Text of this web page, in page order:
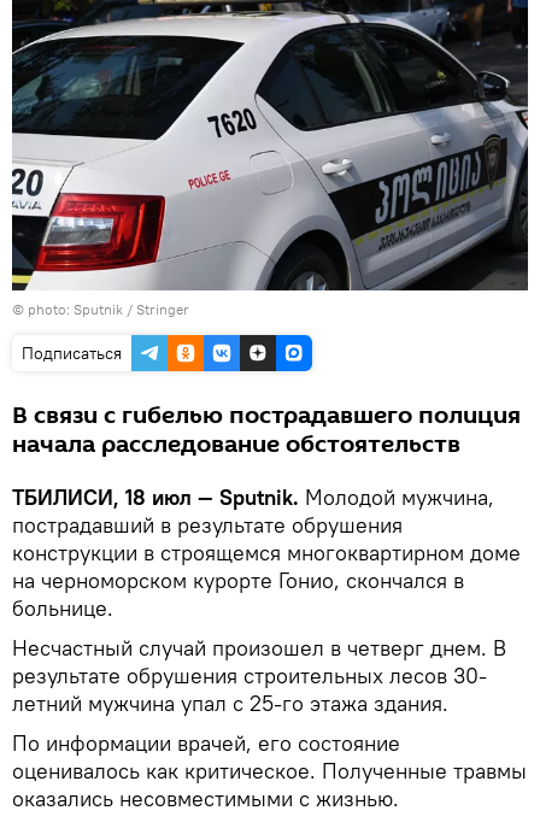
© photo: Sputnik / Stringer
Подписаться
В связи с гибелью пострадавшего полиция
начала расследование обстоятельств
ТБИЛИСИ, 18 июл — Sputnik. Молодой мужчина,
пострадавший в результате обрушения
конструкции в строящемся многоквартирном доме
на черноморском курорте Гонио, скончался в
больнице.
Несчастный случай произошел в четверг днем. В
результате обрушения строительных лесов 30-
летний мужчина упал с 25-го этажа здания.
По информации врачей, его состояние
оценивалось как критическое. Полученные травмы
оказались несовместимыми с жизнью.